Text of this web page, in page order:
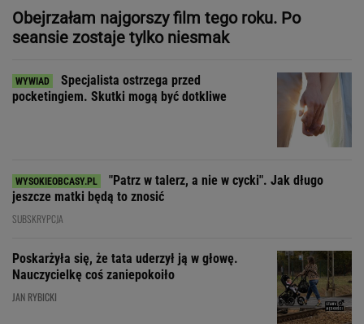
Obejrzałam najgorszy film tego roku. Po
seansie zostaje tylko niesmak
Specjalista ostrzega przed
pocketingiem. Skutki mogą być dotkliwe
"Patrz w talerz, a nie w cycki". Jak długo
jeszcze matki będą to znosić
SUBSKRYPCJA
Poskarżyła się, że tata uderzył ją w głowę.
Nauczycielkę coś zaniepokoiło
JAN RYBICKI